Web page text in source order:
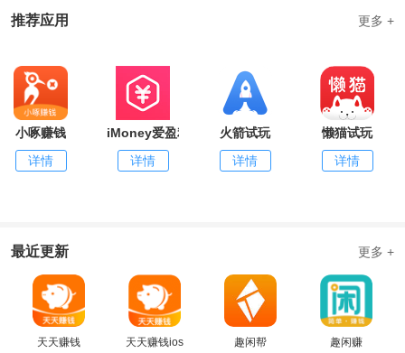
推荐应用 更多 +
小啄赚钱
详情
iMoney爱盈利
详情
火箭试玩
详情
懒猫试玩
详情
最近更新 更多 +
天天赚钱 天天赚钱ios 趣闲帮 趣闲赚